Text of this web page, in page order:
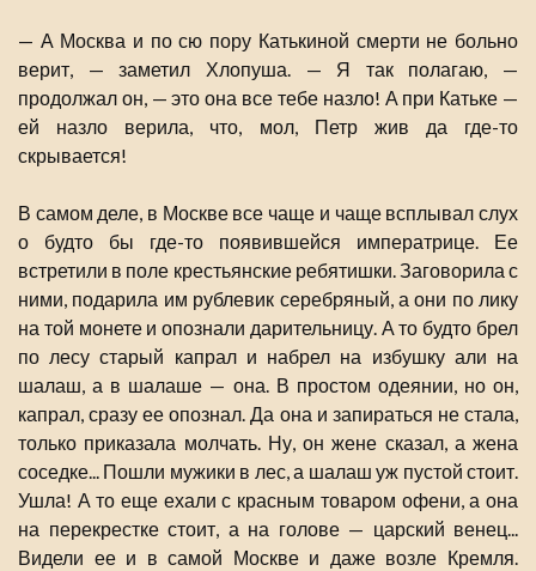
— А Москва и по сю пору Катькиной смерти не больно
верит, — заметил Хлопуша. — Я так полагаю, —
продолжал он, — это она все тебе назло! А при Катьке —
ей назло верила, что, мол, Петр жив да где-то
скрывается!
В самом деле, в Москве все чаще и чаще всплывал слух
о будто бы где-то появившейся императрице. Ее
встретили в поле крестьянские ребятишки. Заговорила с
ними, подарила им рублевик серебряный, а они по лику
на той монете и опознали дарительницу. А то будто брел
по лесу старый капрал и набрел на избушку али на
шалаш, а в шалаше — она. В простом одеянии, но он,
капрал, сразу ее опознал. Да она и запираться не стала,
только приказала молчать. Ну, он жене сказал, а жена
соседке... Пошли мужики в лес, а шалаш уж пустой стоит.
Ушла! А то еще ехали с красным товаром офени, а она
на перекрестке стоит, а на голове — царский венец...
Видели ее и в самой Москве и даже возле Кремля.